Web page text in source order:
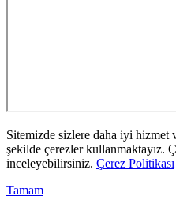
Sitemizde sizlere daha iyi
şekilde çerezler kullanmaktayız.
inceleyebilirsiniz. Çerez Politikası
Tamam